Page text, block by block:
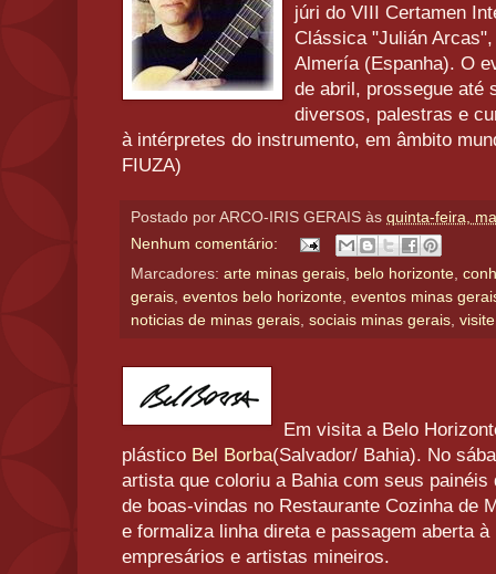
júri do VIII Certamen
Clássica "Julián
Almería (Espanha). O
de abril, prossegue até
diversos, palestras e
à intérpretes do instrumento, em âmbito
FIUZA)
Postado por ARCO-IRIS GERAIS às quinta-feira,
Nenhum comentário:
Marcadores: arte minas gerais belo horizonte
gerais eventos belo horizonte eventos minas
noticias de minas gerais sociais minas gerais
Em visita a Belo
plástico Bel Borba(Salvador/ Bahia). No
artista que coloriu a Bahia com seus
de boas-vindas no Restaurante Cozinha de
e formaliza linha direta e passagem aberta
empresários e artistas mineiros.